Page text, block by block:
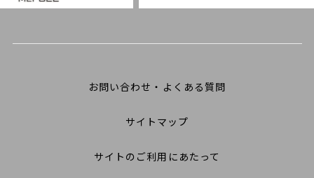
お問い合わせ・よくある質問
サイトマップ
サイトのご利用にあたって